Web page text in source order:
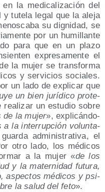
la medi­ca­li­za­ción del
tute­la legal que la ale­ja
su dig­ni­dad, se
por un humi­llan­te
para que en un pla­zo
expre­sa­men­te el
la mujer se trans­for­ma
y ser­vi­cios socia­les.
un lado de expli­car que
un bien jurí­di­co pro­te­
rea­li­zar un estu­dio sobre
de la mujer», expli­cán­do­
a la inte­rrup­ción volun­ta­
admi­nis­tra­ti­va, el
otro lado, los médi­cos
a la mujer «de los
y la mater­ni­dad futu­ra,
aspec­tos médi­cos y psi­
la salud del feto».